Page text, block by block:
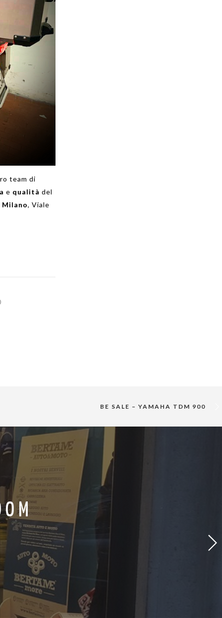
team di
e qualità del
Milano, Viale
BE SALE – YAMAHA TDM 900